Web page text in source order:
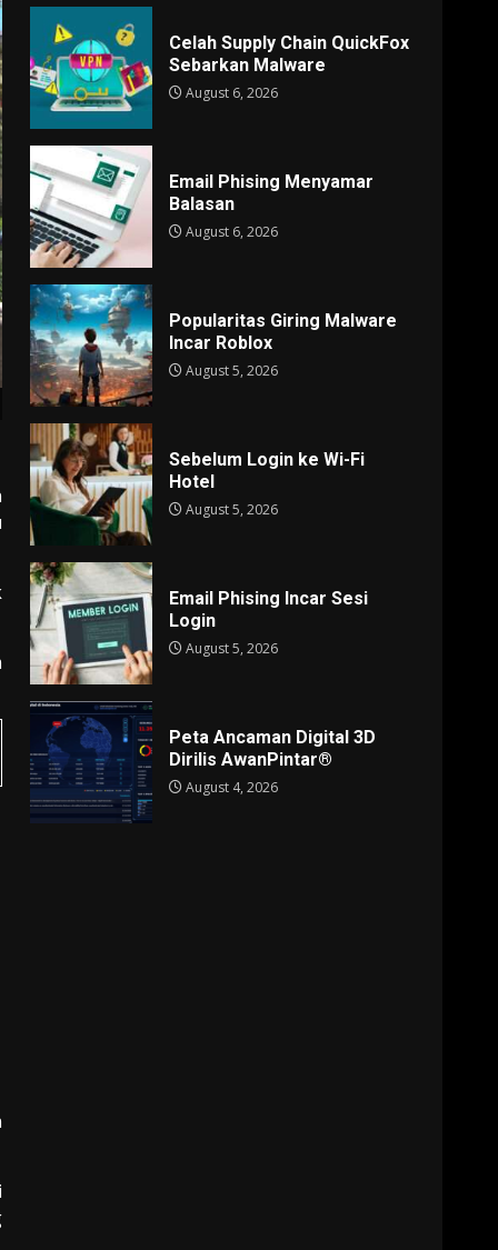
Celah Supply Chain QuickFox
Sebarkan Malware
August 6, 2026
Email Phising Menyamar
Balasan
August 6, 2026
Popularitas Giring Malware
Incar Roblox
August 5, 2026
Sebelum Login ke Wi-Fi
Hotel
August 5, 2026
Email Phising Incar Sesi
Login
August 5, 2026
Peta Ancaman Digital 3D
Dirilis AwanPintar®
August 4, 2026